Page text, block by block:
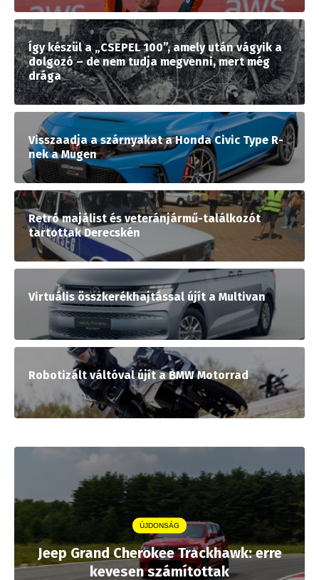
Így készül a „CSEPEL 100”, amely után vágyik a
dolgozó – de nem tudja megvenni, mert még
drága
Visszaadja a szárnyakat a Honda Civic Type R-
nek a Mugen
Retró majálist és veteránjármű-találkozót
tartottak Derecskén
Virtuális összkerékhajtással újít a Multivan
Robotizált váltóval újít a BMW Motorrad
ÚJDONSÁG
Jeep Grand Cherokee Trackhawk: erre
kevesen számítottak